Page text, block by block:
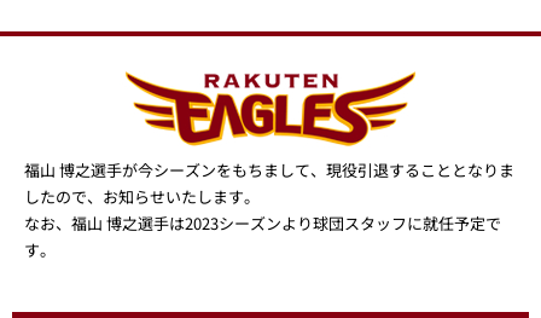
福山 博之選手が今シーズンをもちまして、現役引退することとなりま
したので、お知らせいたします。
なお、福山 博之選手は2023シーズンより球団スタッフに就任予定で
す。